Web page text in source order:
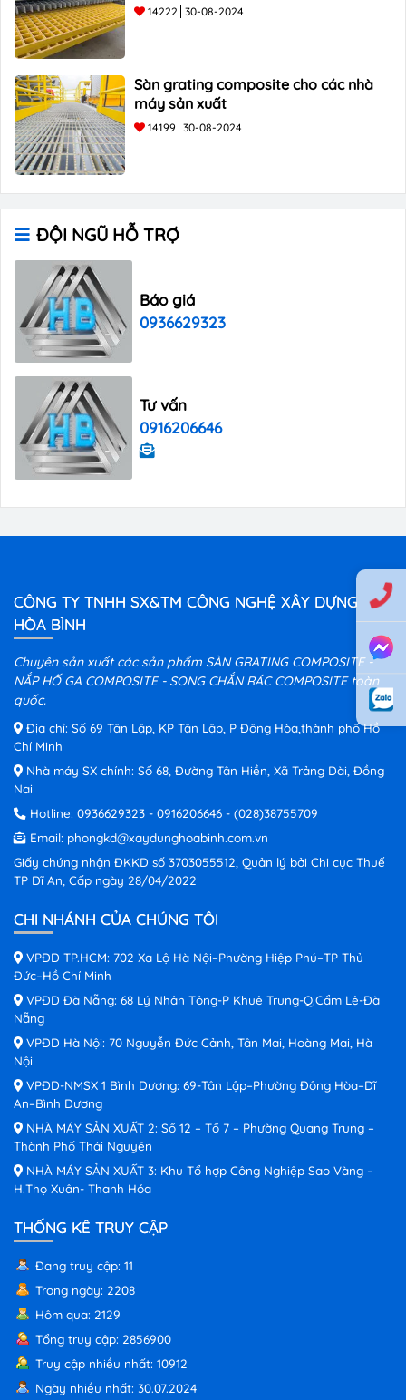
14222 30-08-2024
Sàn grating composite cho các nhà
máy sản xuất
14199 30-08-2024
ĐỘI NGŨ HỖ TRỢ
Báo giá
0936629323
Tư vấn
0916206646
CÔNG TY TNHH SX&TM CÔNG NGHỆ XÂY DỰNG
HÒA BÌNH
Chuyên sản xuất các sản phẩm SÀN GRATING COMPOSITE -
NẮP HỐ GA COMPOSITE - SONG CHẮN RÁC COMPOSITE toàn
quốc.
Địa chỉ: Số 69 Tân Lập, KP Tân Lập, P Đông Hòa,thành phố Hồ
Chí Minh
Nhà máy SX chính: Số 68, Đường Tân Hiền, Xã Trảng Dài, Đồng
Nai
Hotline: 0936629323 - 0916206646 - (028)38755709
Email: phongkd@xaydunghoabinh.com.vn
Giấy chứng nhận ĐKKD số 3703055512, Quản lý bởi Chi cục Thuế
TP Dĩ An, Cấp ngày 28/04/2022
CHI NHÁNH CỦA CHÚNG TÔI
VPĐD TP.HCM: 702 Xa Lộ Hà Nội–Phường Hiệp Phú–TP Thủ
Đức–Hồ Chí Minh
VPĐD Đà Nẵng: 68 Lý Nhân Tông-P Khuê Trung-Q.Cẩm Lệ-Đà
Nẵng
VPĐD Hà Nội: 70 Nguyễn Đức Cảnh, Tân Mai, Hoàng Mai, Hà
Nội
VPĐD-NMSX 1 Bình Dương: 69-Tân Lập–Phường Đông Hòa–Dĩ
An–Bình Dương
NHÀ MÁY SẢN XUẤT 2: Số 12 – Tổ 7 – Phường Quang Trung –
Thành Phố Thái Nguyên
NHÀ MÁY SẢN XUẤT 3: Khu Tổ hợp Công Nghiệp Sao Vàng –
H.Thọ Xuân- Thanh Hóa
THỐNG KÊ TRUY CẬP
Đang truy cập: 11
Trong ngày: 2208
Hôm qua: 2129
Tổng truy cập: 2856900
Truy cập nhiều nhất: 10912
Ngày nhiều nhất: 30.07.2024